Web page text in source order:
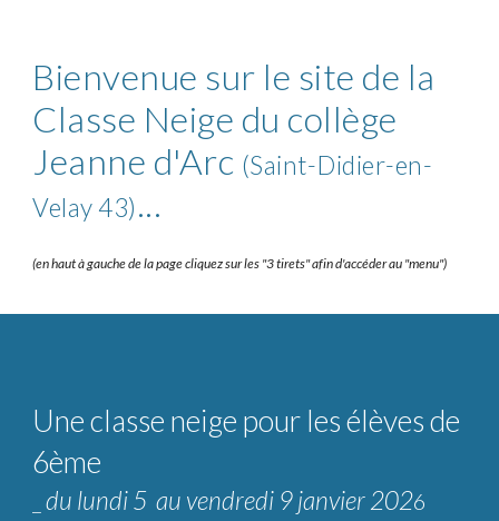
Bienvenue sur le site de la
Classe Neige du collège
Jeanne d'Arc (Saint-Didier-en-
Velay 43)...
(en haut à gauche de la page cliquez sur les "3 tirets" afin d'accéder au "menu")
Une classe neige pour les élèves de
6ème
_du lundi 5 au vendredi 9 janvier 2026